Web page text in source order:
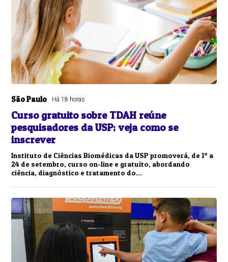
São Paulo Há 18 horas
Curso gratuito sobre TDAH reúne
pesquisadores da USP; veja como se
inscrever
Instituto de Ciências Biomédicas da USP promoverá, de 1º a
24 de setembro, curso on-line e gratuito, abordando
ciência, diagnóstico e tratamento do...